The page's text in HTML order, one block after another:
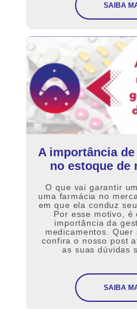
SAIBA
A importância
no estoque de
O que vai garantir
uma farmácia no
em que ela conduz
Por esse motivo,
importância da
medicamentos. Quer
confira o nosso post
as suas dúvidas
SAIBA